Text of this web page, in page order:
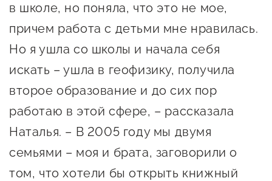
Консультационная поддержка
Образовательная поддержка
Поддержка креативного и
технологического
предпринимательства
Поддержка социальных
предпринимателей
в школе, но поняла, что это не мое,
причем работа с детьми мне нравилась.
Но я ушла со школы и начала себя
искать – ушла в геофизику, получила
второе образование и до сих пор
работаю в этой сфере, – рассказала
Наталья. – В 2005 году мы двумя
семьями – моя и брата, заговорили о
том, что хотели бы открыть книжный